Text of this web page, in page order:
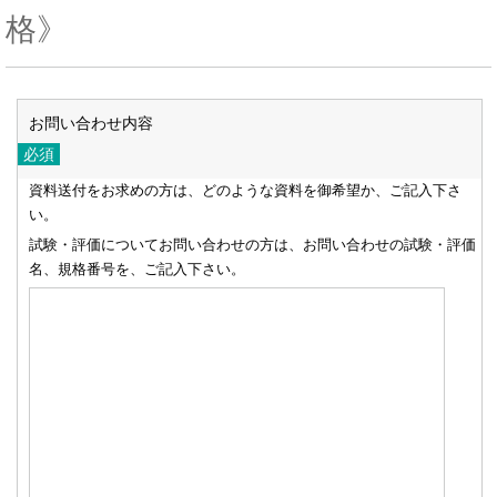
格》
お問い合わせ内容
資料送付をお求めの方は、どのような資料を御希望か、ご記入下さ
い。
試験・評価についてお問い合わせの方は、お問い合わせの試験・評価
名、規格番号を、ご記入下さい。